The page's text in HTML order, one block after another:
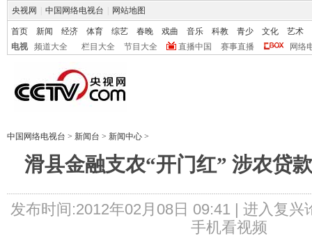
央视网 中国网络电视台 网站地图
首页 新闻 经济 体育 综艺 春晚 戏曲 音乐 科教 青少 文化
艺术
电视
频道大全 栏目大全 节目大全 直播中国 赛事直播 网络
中国网络电视台 > 新闻台 > 新闻中心 >
滑县金融支农“开门红” 涉农贷
发布时间:2012年02月08日 09:41 | 进入复兴
手机看视频